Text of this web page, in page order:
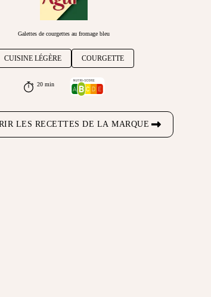
Galettes de courgettes au fromage bleu
CUISINE LÉGÈRE COURGETTE
20 min
LES RECETTES DE LA MARQUE